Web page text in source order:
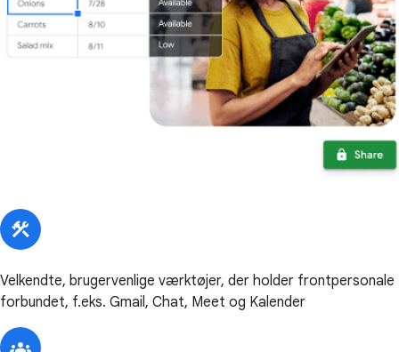
Velkendte, brugervenlige værktøjer, der holder frontpersonale
forbundet, f.eks. Gmail, Chat, Meet og Kalender